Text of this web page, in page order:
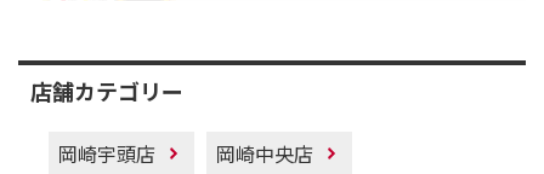
店舗カテゴリー
岡崎宇頭店
岡崎中央店